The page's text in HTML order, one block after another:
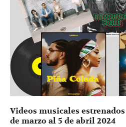
Videos musicales
de marzo al 5 de abril 2024